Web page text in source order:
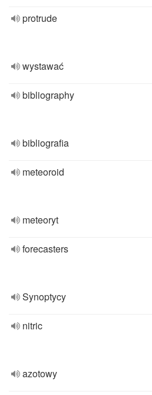
protrude
wystawać
bibliography
bibliografia
meteoroid
meteoryt
forecasters
Synoptycy
nitric
azotowy